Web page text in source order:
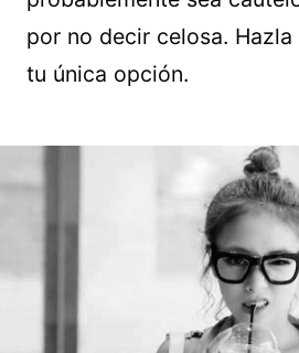
por no decir celosa.
tu única opción.